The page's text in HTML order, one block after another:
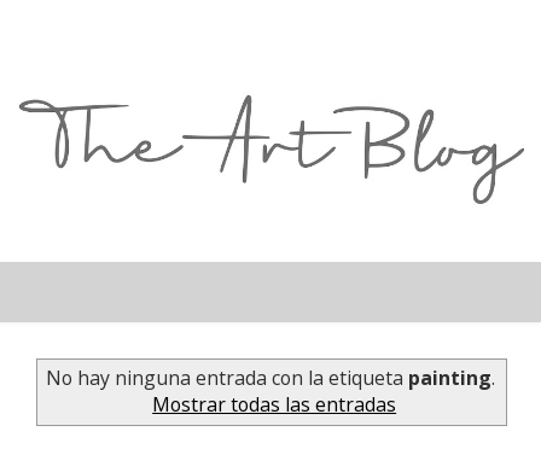
No hay ninguna entrada con la etiqueta painting.
Mostrar todas las entradas